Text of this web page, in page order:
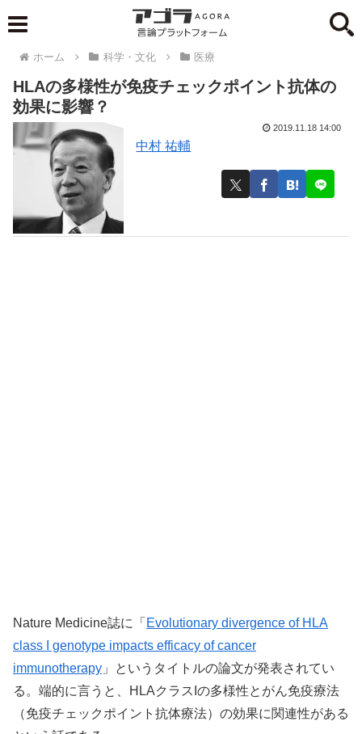
ホーム 科学・文化 医療
HLAの多様性が免疫チェックポイント抗体の
効果に影響？
中村 祐輔
2019.11.18 14:00
Nature Medicine誌に「 Evolutionary divergence of HLA
class I genotype impacts efficacy of cancer
immunotherapy 」というタイトルの論文が発表されてい
る。端的に言うと、HLAクラスIの多様性とがん免疫療法
（免疫チェックポイント抗体療法）の効果に関連性がある